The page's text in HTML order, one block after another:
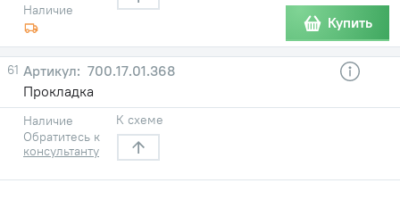
Наличие
Купить
61
700.17.01.368
Прокладка
Наличие
Обратитесь к
консультанту
К схеме